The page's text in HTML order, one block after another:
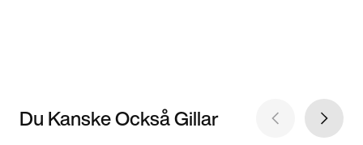
Du Kanske Också Gillar